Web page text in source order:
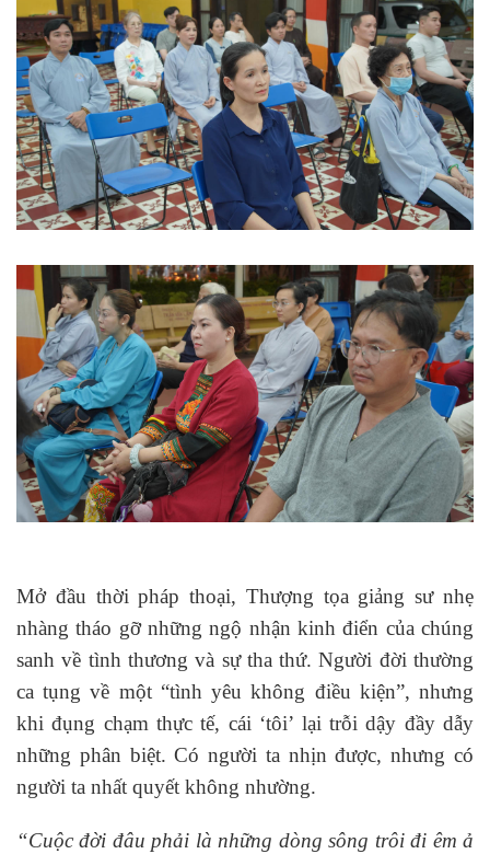
Mở đầu thời pháp thoại, Thượng tọa giảng sư nhẹ
nhàng tháo gỡ những ngộ nhận kinh điển của chúng
sanh về tình thương và sự tha thứ. Người đời thường
ca tụng về một “tình yêu không điều kiện”, nhưng
khi đụng chạm thực tế, cái ‘tôi’ lại trỗi dậy đầy dẫy
những phân biệt. Có người ta nhịn được, nhưng có
người ta nhất quyết không nhường.
“Cuộc đời đâu phải là những dòng sông trôi đi êm ả